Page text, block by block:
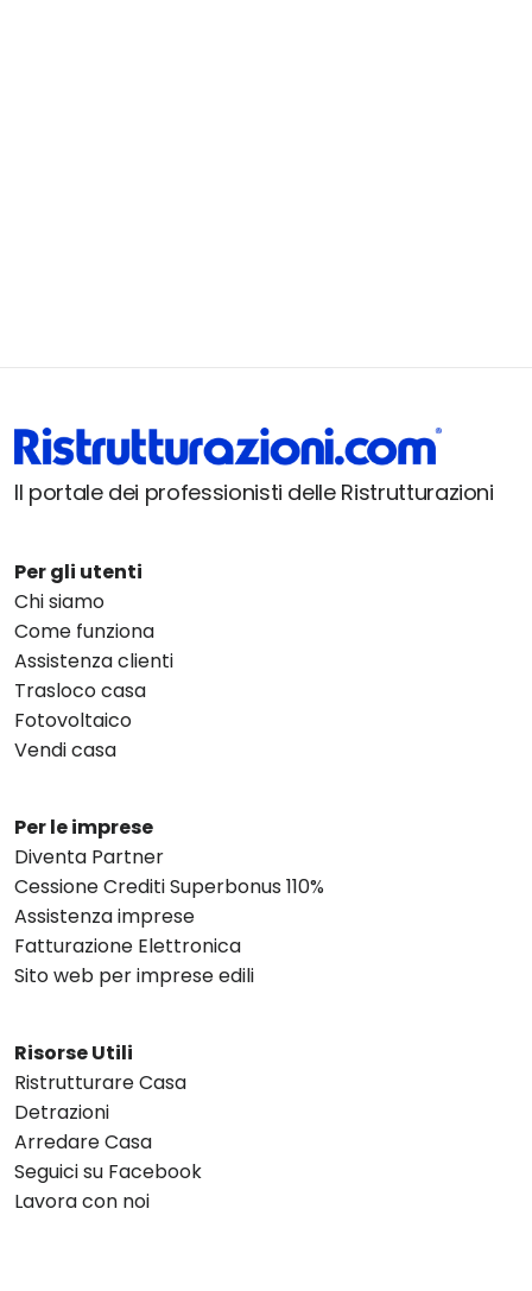
Il portale dei professionisti delle Ristrutturazioni
Per gli utenti
Chi siamo
Come funziona
Assistenza clienti
Trasloco casa
Fotovoltaico
Vendi casa
Per le imprese
Diventa Partner
Cessione Crediti Superbonus 110%
Assistenza imprese
Fatturazione Elettronica
Sito web per imprese edili
Risorse Utili
Ristrutturare Casa
Detrazioni
Arredare Casa
Seguici su Facebook
Lavora con noi